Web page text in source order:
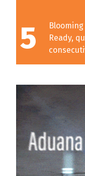
5
Ready,